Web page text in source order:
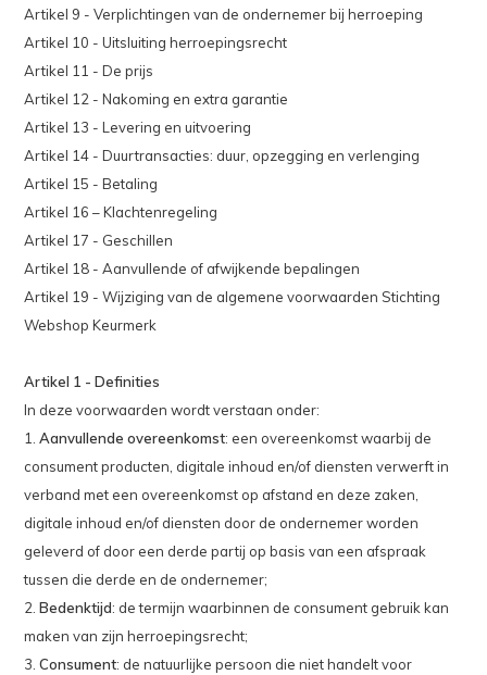
Artikel 9 - Verplichtingen van de ondernemer bij herroeping
Artikel 10 - Uitsluiting herroepingsrecht
Artikel 11 - De prijs
Artikel 12 - Nakoming en extra garantie
Artikel 13 - Levering en uitvoering
Artikel 14 - Duurtransacties: duur, opzegging en verlenging
Artikel 15 - Betaling
Artikel 16 – Klachtenregeling
Artikel 17 - Geschillen
Artikel 18 - Aanvullende of afwijkende bepalingen
Artikel 19 - Wijziging van de algemene voorwaarden Stichting
Webshop Keurmerk
Artikel 1 - Definities
In deze voorwaarden wordt verstaan onder:
1.Aanvullende overeenkomst: een overeenkomst waarbij de
consument producten, digitale inhoud en/of diensten verwerft in
verband met een overeenkomst op afstand en deze zaken,
digitale inhoud en/of diensten door de ondernemer worden
geleverd of door een derde partij op basis van een afspraak
tussen die derde en de ondernemer;
2.Bedenktijd: de termijn waarbinnen de consument gebruik kan
maken van zijn herroepingsrecht;
3.Consument: de natuurlijke persoon die niet handelt voor